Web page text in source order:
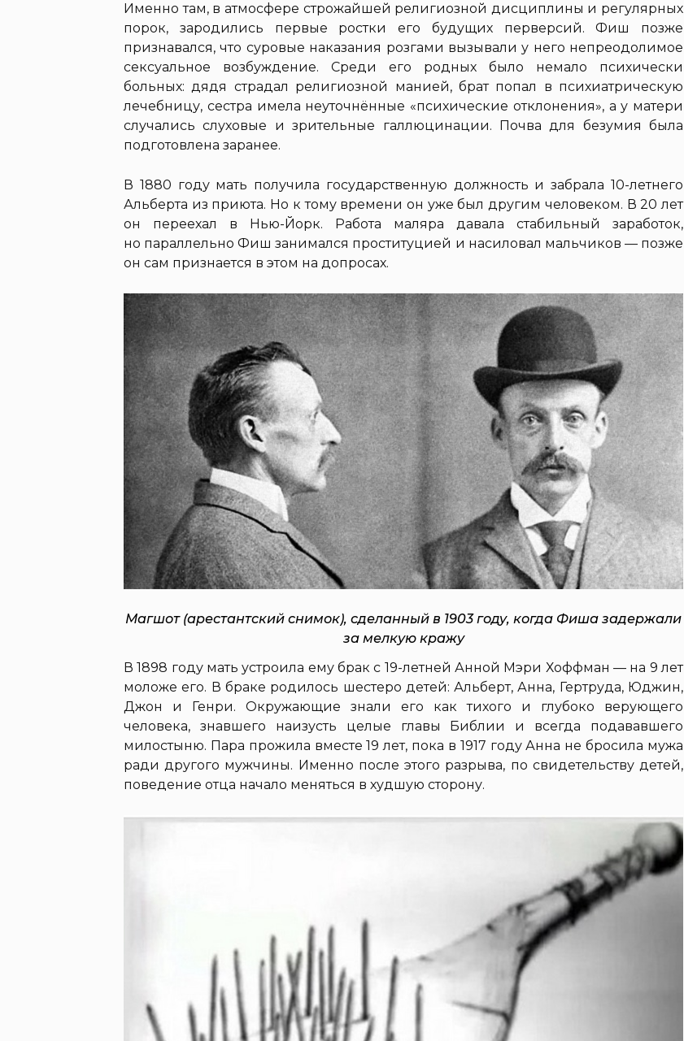
Именно там, в атмосфере строжайшей религиозной дисциплины и регулярных
порок, зародились первые ростки его будущих перверсий. Фиш позже
признавался, что суровые наказания розгами вызывали у него непреодолимое
сексуальное возбуждение. Среди его родных было немало психически
больных: дядя страдал религиозной манией, брат попал в психиатрическую
лечебницу, сестра имела неуточнённые «психические отклонения», а у матери
случались слуховые и зрительные галлюцинации. Почва для безумия была
подготовлена заранее.
В 1880 году мать получила государственную должность и забрала 10-летнего
Альберта из приюта. Но к тому времени он уже был другим человеком. В 20 лет
он переехал в Нью-Йорк. Работа маляра давала стабильный заработок,
но параллельно Фиш занимался проституцией и насиловал мальчиков — позже
он сам признается в этом на допросах.
Магшот (арестантский снимок), сделанный в 1903 году, когда Фиша задержали
за мелкую кражу
В 1898 году мать устроила ему брак с 19-летней Анной Мэри Хоффман — на 9 лет
моложе его. В браке родилось шестеро детей: Альберт, Анна, Гертруда, Юджин,
Джон и Генри. Окружающие знали его как тихого и глубоко верующего
человека, знавшего наизусть целые главы Библии и всегда подававшего
милостыню. Пара прожила вместе 19 лет, пока в 1917 году Анна не бросила мужа
ради другого мужчины. Именно после этого разрыва, по свидетельству детей,
поведение отца начало меняться в худшую сторону.